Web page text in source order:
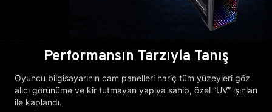
Performansın Tarzıyla Tanış
Oyuncu bilgisayarının cam panelleri hariç tüm yüzeyleri göz
alıcı görünüme ve kir tutmayan yapıya sahip, özel “UV” ışınları
ile kaplandı.